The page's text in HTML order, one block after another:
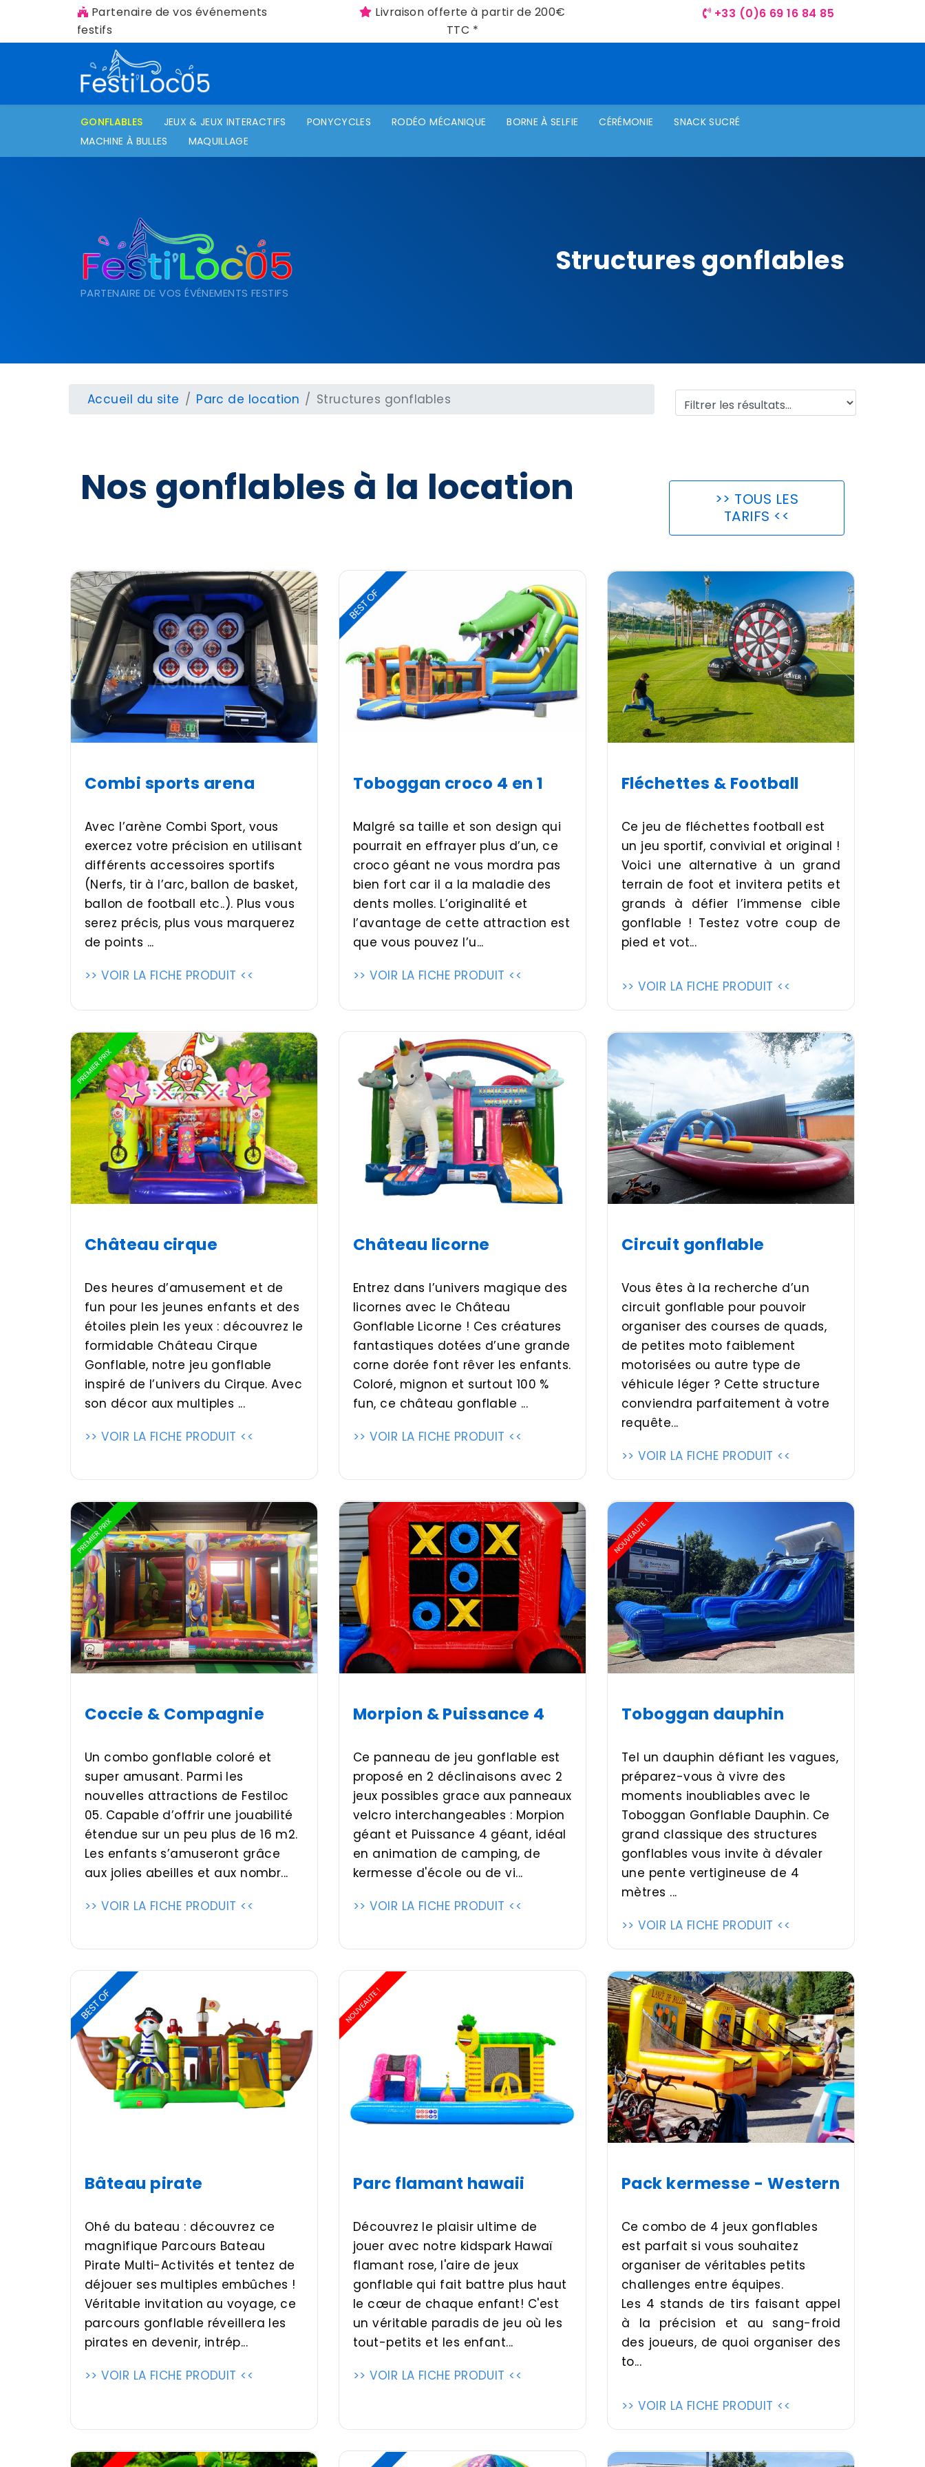
Partenaire de vos événements
festifs
Livraison offerte à partir de 200€
TTC *
+33 (0)6 69 16 84 85
GONFLABLES JEUX & JEUX INTERACTIFS PONYCYCLES RODÉO MÉCANIQUE BORNE À SELFIE CÉRÉMONIE
SNACK SUCRÉ
MACHINE À BULLES
MAQUILLAGE
PARTENAIRE DE VOS ÉVÉNEMENTS FESTIFS
Structures gonflables
Accueil du site Parc de location Structures gonflables
Nos gonflables à la location
>> TOUS LES
TARIFS <<
Combi sports arena
Avec l’arène Combi Sport, vous
exercez votre précision en utilisant
différents accessoires sportifs
(Nerfs, tir à l’arc, ballon de basket,
ballon de football etc..). Plus vous
serez précis, plus vous marquerez
de points ...
>> VOIR LA FICHE PRODUIT <<
Toboggan croco 4 en 1
Malgré sa taille et son design qui
pourrait en effrayer plus d’un, ce
croco géant ne vous mordra pas
bien fort car il a la maladie des
dents molles. L’originalité et
l’avantage de cette attraction est
que vous pouvez l’u...
>> VOIR LA FICHE PRODUIT <<
Fléchettes & Football
Ce jeu de fléchettes football est
un jeu sportif, convivial et original !
Voici une alternative à un grand
terrain de foot et invitera petits et
grands à défier l’immense cible
gonflable ! Testez votre coup de
pied et vot...
>> VOIR LA FICHE PRODUIT <<
Château cirque
Des heures d’amusement et de
fun pour les jeunes enfants et des
étoiles plein les yeux : découvrez le
formidable Château Cirque
Gonflable, notre jeu gonflable
inspiré de l’univers du Cirque. Avec
son décor aux multiples ...
>> VOIR LA FICHE PRODUIT <<
Château licorne
Entrez dans l’univers magique des
licornes avec le Château
Gonflable Licorne ! Ces créatures
fantastiques dotées d’une grande
corne dorée font rêver les enfants.
Coloré, mignon et surtout 100 %
fun, ce château gonflable ...
>> VOIR LA FICHE PRODUIT <<
Circuit gonflable
Vous êtes à la recherche d’un
circuit gonflable pour pouvoir
organiser des courses de quads,
de petites moto faiblement
motorisées ou autre type de
véhicule léger ? Cette structure
conviendra parfaitement à votre
requête...
>> VOIR LA FICHE PRODUIT <<
Coccie & Compagnie
Un combo gonflable coloré et
super amusant. Parmi les
nouvelles attractions de Festiloc
05. Capable d’offrir une jouabilité
étendue sur un peu plus de 16 m2.
Les enfants s’amuseront grâce
aux jolies abeilles et aux nombr...
>> VOIR LA FICHE PRODUIT <<
Morpion & Puissance 4
Ce panneau de jeu gonflable est
proposé en 2 déclinaisons avec 2
jeux possibles grace aux panneaux
velcro interchangeables : Morpion
géant et Puissance 4 géant, idéal
en animation de camping, de
kermesse d'école ou de vi...
>> VOIR LA FICHE PRODUIT <<
Toboggan dauphin
Tel un dauphin défiant les vagues,
préparez-vous à vivre des
moments inoubliables avec le
Toboggan Gonflable Dauphin. Ce
grand classique des structures
gonflables vous invite à dévaler
une pente vertigineuse de 4
mètres ...
>> VOIR LA FICHE PRODUIT <<
Bâteau pirate
Ohé du bateau : découvrez ce
magnifique Parcours Bateau
Pirate Multi-Activités et tentez de
déjouer ses multiples embûches !
Véritable invitation au voyage, ce
parcours gonflable réveillera les
pirates en devenir, intrép...
>> VOIR LA FICHE PRODUIT <<
Parc flamant hawaii
Découvrez le plaisir ultime de
jouer avec notre kidspark Hawaï
flamant rose, l'aire de jeux
gonflable qui fait battre plus haut
le cœur de chaque enfant! C'est
un véritable paradis de jeu où les
tout-petits et les enfant...
>> VOIR LA FICHE PRODUIT <<
Pack kermesse - Western
Ce combo de 4 jeux gonflables
est parfait si vous souhaitez
organiser de véritables petits
challenges entre équipes.
Les 4 stands de tirs faisant appel
à la précision et au sang-froid
des joueurs, de quoi organiser des
to...
>> VOIR LA FICHE PRODUIT <<